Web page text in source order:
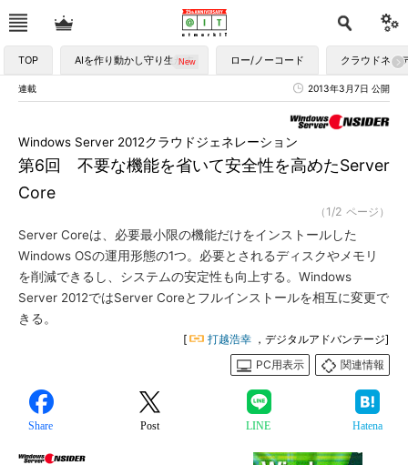
TOP AIを作り動かし守り生かす ロー/ノーコード クラウドネイ
連載 2013年3月7日 公開
第6回 不要な機能を省いて安全性を高めたServer
Core
Windows Server 2012クラウドジェネレーション
（1/2 ページ）
Server Coreは、必要最小限の機能だけをインストールした
Windows OSの運用形態の1つ。必要とされるディスクやメモリ
を削減できるし、システムの安定性も向上する。Windows
Server 2012ではServer Coreとフルインストールを相互に変更で
きる。
[ 打越浩幸 ，デジタルアドバンテージ]
PC用表示
関連情報
Share Post LINE Hatena